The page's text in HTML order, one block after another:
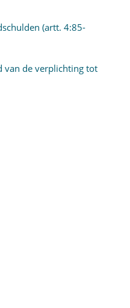
(artt. 4:85-
van de verplichting tot